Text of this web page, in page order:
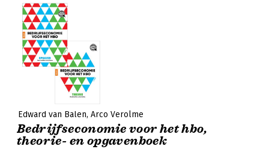
Edward van Balen Arco Verolme
Bedrijfseconomie voor het hbo,
theorie- en opgavenboek